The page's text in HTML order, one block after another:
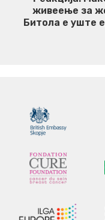
живеење за
Битола е уште